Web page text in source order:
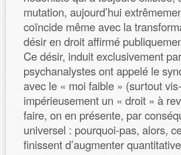
mutation, aujourd’hui
coïncide même avec la
désir en droit affirmé
Ce désir, induit exclusivement
psychanalystes ont appelé le
avec le « moi faible » (surtout
impérieusement un « droit » à
faire, on en présente, par
universel : pourquoi-pas, alors,
finissent d’augmenter